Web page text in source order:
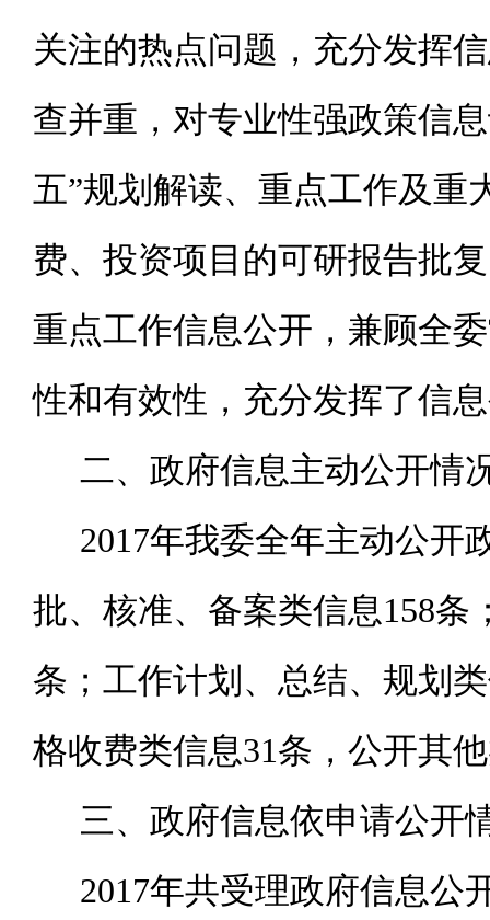
关注的热点问题，充分发挥
查并重，对专业性强政策信
五”规划解读、重点工作及重
费、投资项目的可研报告批
重点工作信息公开，兼顾全
性和有效性，充分发挥了信
二、政府信息主动公开情
2017年我委全年主动公开
批、核准、备案类信息158条
条；工作计划、总结、规划
格收费类信息31条，公开其
三、政府信息依申请公开
2017年共受理政府信息公